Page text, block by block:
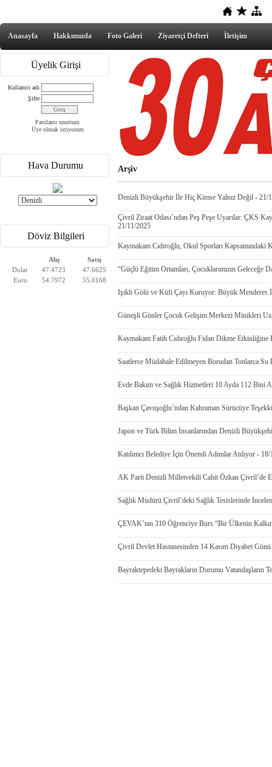
Anasayfa Hakkımızda Foto Galeri Ziyaretçi Defteri İletişim
Üyelik Girişi
Kullanıcı adı
Şifre
Parolamı unuttum
Üye olmak istiyorum
Hava Durumu
Döviz Bilgileri
Alış
Satış
Dolar
47.4723
47.6625
Euro
54.7972 55.0168
Arşiv
Denizli Büyükşehir İle Hiç Kimse Yalnız Değil - 21/
Çivril Ziraat Odası’ndan Peş Peşe Uyarılar: ÇKS
21/11/2025
Kaymakam Cıdıroğlu, Okul Sporları
“Güçlü Eğitim Ortamları, Çocuklarımızın Geleceğe
Işıklı Gölü ve Küfi Çayı Kuruyor: Büyük Menderes
Güneşli Günler Çocuk Gelişim Merkezi Minikleri
Kaymakam Fatih Cıdıroğlu Fidan Dikme Etkinliğine
Saatlerce Müdahale Edilmeyen Borudan Tonlarca
Evde Bakım ve Sağlık Hizmetleri 10 Ayda 112 Bini
Başkan Çavuşoğlu’ndan Kahraman Sürücüye
Japon ve Türk Bilim İnsanlarından Denizli
Katılımcı Belediye İçin Önemli Adımlar Atılıyor -
AK Parti Denizli Milletvekili Cahit Özkan Çivril’de
Sağlık Müdürü Çivril’deki Sağlık Tesislerinde
ÇEVAK’tan 310 Öğrenciye Burs “Bir Ülkenin
Çivril Devlet Hastanesinden 14 Kasım Diyabet
Bayraktepedeki Bayrakların Durumu Vatandaşların